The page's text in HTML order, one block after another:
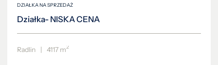
DZIAŁKA NA SPRZEDAŻ
Działka- NISKA CENA
Radlin | 4117 m2